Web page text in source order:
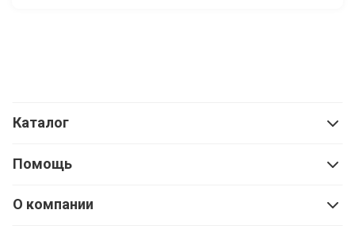
Каталог
Помощь
О компании